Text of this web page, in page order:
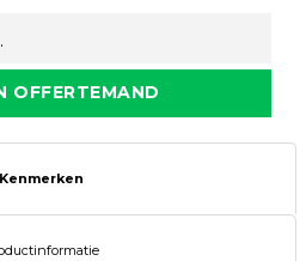
OFFERTEMAND
Kenmerken